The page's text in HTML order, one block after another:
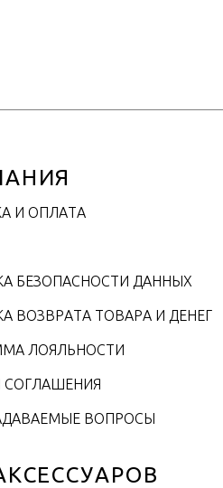
И ОПЛАТА
БЕЗОПАСНОСТИ ДАННЫХ
ВОЗВРАТА ТОВАРА И ДЕНЕГ
ЛОЯЛЬНОСТИ
СОГЛАШЕНИЯ
ВОПРОСЫ